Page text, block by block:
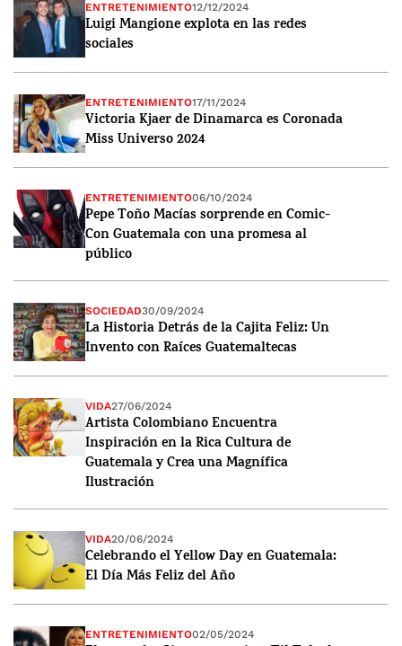
ENTRETENIMIENTO12/12/2024
Luigi Mangione explota en las redes
sociales
ENTRETENIMIENTO17/11/2024
Victoria Kjaer de Dinamarca es Coronada
Miss Universo 2024
ENTRETENIMIENTO06/10/2024
Pepe Toño Macías sorprende en Comic-
Con Guatemala con una promesa al
público
SOCIEDAD30/09/2024
La Historia Detrás de la Cajita Feliz: Un
Invento con Raíces Guatemaltecas
VIDA27/06/2024
Artista Colombiano Encuentra
Inspiración en la Rica Cultura de
Guatemala y Crea una Magnífica
Ilustración
VIDA20/06/2024
Celebrando el Yellow Day en Guatemala:
El Día Más Feliz del Año
ENTRETENIMIENTO02/05/2024